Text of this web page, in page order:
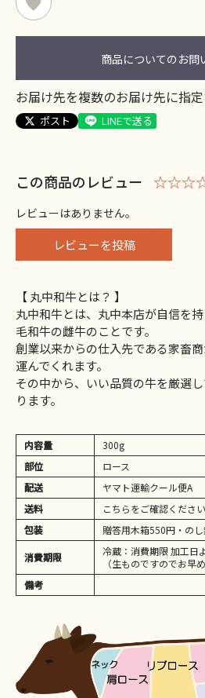
商品についてのお問
お届け先を複数のお届け先に指
ポスト LINEで送る
この商品のレビュー
レビューはありません。
レビューを投稿
【 丸中和牛とは？ 】
丸中和牛とは、丸中本店が自信を
毛和牛の雌牛のことです。
創業以来からの仕入先である家畜
運んでくれます。
その中から、いい品質の牛を厳選
ります。
内容量
300g
部位
ロース
配送
ヤマト運輸クール便A
送料
こちらをご確認ください
包装
贈答用木箱550円・の
消費期限
冷蔵：消費期限 加工日
（生ものですのでお早
備考